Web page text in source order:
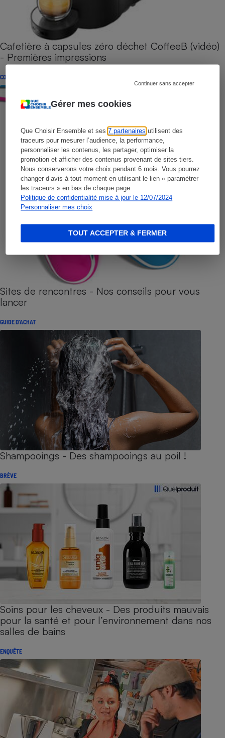
Gérer mes cookies
Que Choisir Ensemble et ses7 partenaires utilisent des
traceurs pour mesurer l’audience, la performance,
personnaliser les contenus, les partager, optimiser la
promotion et afficher des contenus provenant de sites tiers.
Nous conserverons votre choix pendant 6 mois. Vous pourrez
changer d’avis à tout moment en utilisant le lien « paramétrer
les traceurs » en bas de chaque page.
Politique de confidentialité mise à jour le 12/07/2024
Personnaliser mes choix
Continuer sans accepter
TOUT ACCEPTER & FERMER
Cafetière à capsules zéro déchet CoffeeB (vidéo)
- Premières impressions
CONSEILS
Sites de rencontres - Nos conseils pour vous
lancer
GUIDE D'ACHAT
Shampooings - Des shampooings au poil !
BRÈVE
Soins pour les cheveux - Des produits mauvais
pour la santé et pour l’environnement dans nos
salles de bains
ENQUÊTE